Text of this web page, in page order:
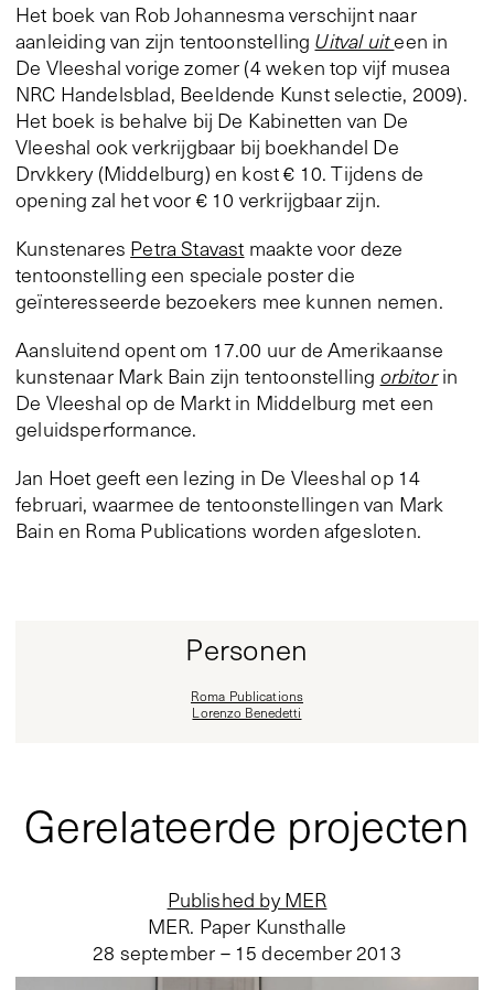
Het boek van Rob Johannesma verschijnt naar
aanleiding van zijn tentoonstelling Uitval uiteen in
De Vleeshal vorige zomer (4 weken top vijf musea
NRC Handelsblad, Beeldende Kunst selectie, 2009).
Het boek is behalve bij De Kabinetten van De
Vleeshal ook verkrijgbaar bij boekhandel De
Drvkkery (Middelburg) en kost € 10. Tijdens de
opening zal het voor € 10 verkrijgbaar zijn.
Kunstenares Petra Stavast maakte voor deze
tentoonstelling een speciale poster die
geïnteresseerde bezoekers mee kunnen nemen.
Aansluitend opent om 17.00 uur de Amerikaanse
kunstenaar Mark Bain zijn tentoonstelling orbitorin
De Vleeshal op de Markt in Middelburg met een
geluidsperformance.
Jan Hoet geeft een lezing in De Vleeshal op 14
februari, waarmee de tentoonstellingen van Mark
Bain en Roma Publications worden afgesloten.
Personen
Roma Publications
Lorenzo Benedetti
Gerelateerde projecten
Published by MER
MER. Paper Kunsthalle
28 september – 15 december 2013